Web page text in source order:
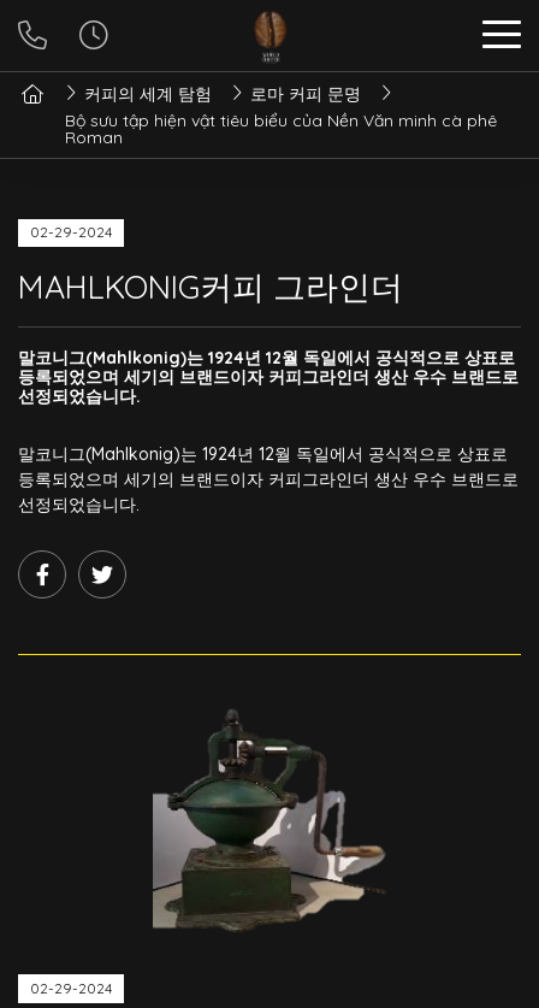
커피의 세계 탐험
로마 커피 문명
Bộ sưu tập hiện vật tiêu biểu của Nền Văn minh cà phê
Roman
02-29-2024
MAHLKONIG커피 그라인더
말코니그(Mahlkonig)는 1924년 12월 독일에서 공식적으로 상표로
등록되었으며 세기의 브랜드이자 커피그라인더 생산 우수 브랜드로
선정되었습니다.
말코니그(Mahlkonig)는 1924년 12월 독일에서 공식적으로 상표로
등록되었으며 세기의 브랜드이자 커피그라인더 생산 우수 브랜드로
선정되었습니다.
02-29-2024